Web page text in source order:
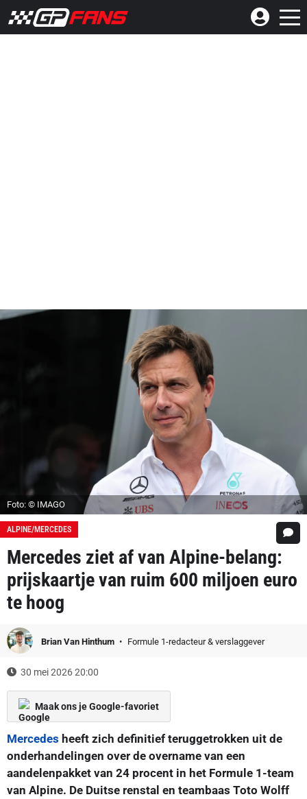
Foto: © IMAGO
ALPINE/MERCEDES
Mercedes ziet af van Alpine-belang:
prijskaartje van ruim 600 miljoen euro
te hoog
Brian Van Hinthum Formule 1-redacteur & verslaggever
30 mei 2026 20:00
Maak ons je Google-favoriet
Mercedes heeft zich definitief teruggetrokken uit de
onderhandelingen over de overname van een
aandelenpakket van 24 procent in het Formule 1-team
van Alpine. De Duitse renstal en teambaas Toto Wolff